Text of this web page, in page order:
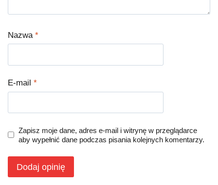
Nazwa *
E-mail *
Zapisz moje dane, adres e-mail i witrynę w przeglądarce
aby wypełnić dane podczas pisania kolejnych komentarzy.